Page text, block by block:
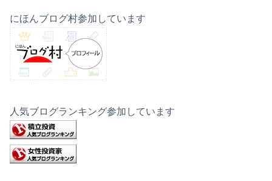
にほんブログ村参加しています
人気ブログランキング参加しています